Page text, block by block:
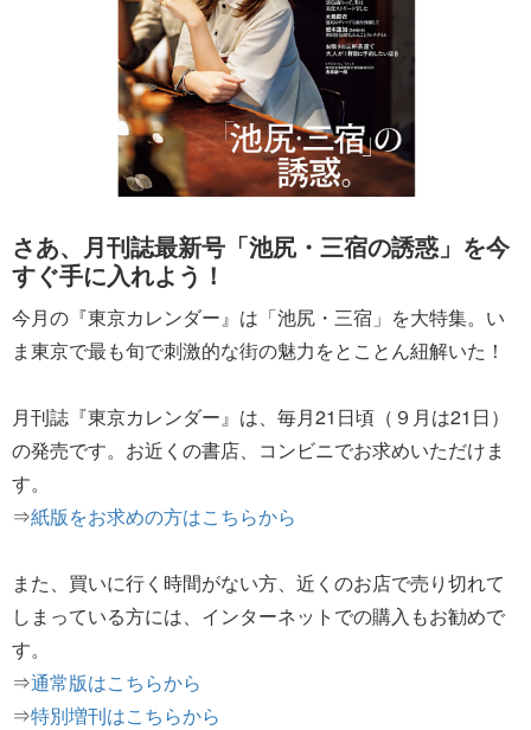
さあ、月刊誌最新号「池尻・三宿の誘惑」を今
すぐ手に入れよう！
今月の『東京カレンダー』は「池尻・三宿」を大特集。い
ま東京で最も旬で刺激的な街の魅力をとことん紐解いた！
月刊誌『東京カレンダー』は、毎月21日頃（９月は21日）
の発売です。お近くの書店、コンビニでお求めいただけま
す。
⇒紙版をお求めの方はこちらから
また、買いに行く時間がない方、近くのお店で売り切れて
しまっている方には、インターネットでの購入もお勧めで
す。
⇒通常版はこちらから
⇒特別増刊はこちらから